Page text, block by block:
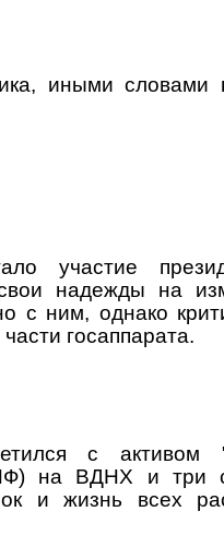
иными словами
участие
надежды на
с ним, однако
госаппарата.
с активом
на ВДНХ и три
и жизнь всех